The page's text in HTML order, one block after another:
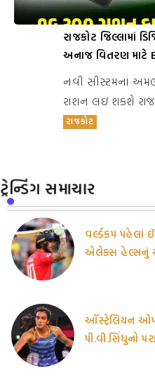
રાજકોટ જિલ્લામાં
અનાજ વિતરણ માટે
નવી સીસ્ટમનાં
રાશન લઇ શકશે
રાજકોટ
ટ્રેન્ડિંગ સમાચાર
વર્લ્ડકપ પહેલાં
એલેક્સ હેલ્સનું
ઑસ્ટ્રેલિયન
પી.વી.સિંધુનો